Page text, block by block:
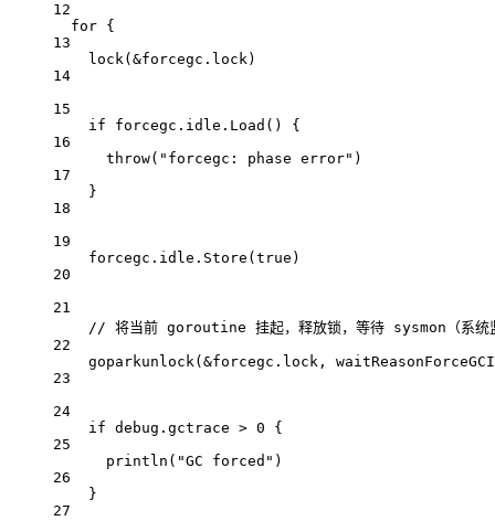
12
for {
13
lock( &forcegc.lock)
14
15
if forcegc.idle. Load () {
16
throw( "forcegc: phase error" )
17
}
18
19
forcegc.idle. Store ( true )
20
21
// 将当前 goroutine 挂起，释放锁，等待 sysmon（系
22
goparkunlock( &forcegc.lock,
23
24
if debug.gctrace > 0 {
25
println ( "GC forced" )
26
}
27